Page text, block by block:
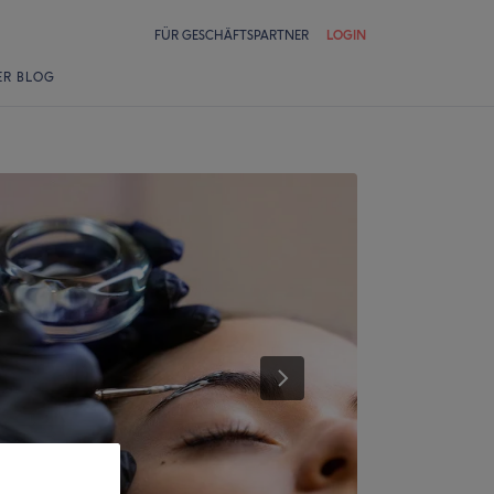
FÜR GESCHÄFTSPARTNER LOGIN
BLOG